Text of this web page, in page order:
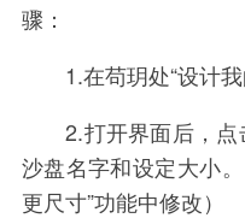
骤：
1.在苟玥处“设计我
2.打开界面后，点
沙盘名字和设定大小
更尺寸”功能中修改）